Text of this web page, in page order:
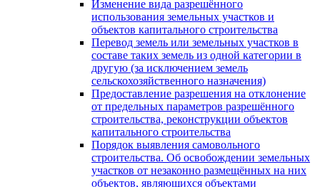
Изменение вида разрешённого
использования земельных участков и
объектов капитального строительства
Перевод земель или земельных участков в
составе таких земель из одной категории в
другую (за исключением земель
сельскохозяйственного назначения)
Предоставление разрешения на отклонение
от предельных параметров разрешённого
строительства, реконструкции объектов
капитального строительства
Порядок выявления самовольного
строительства. Об освобождении земельных
участков от незаконно размещённых на них
объектов, являющихся объектами